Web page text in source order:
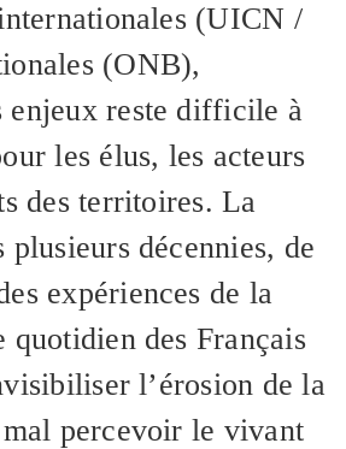
(UICN /
(ONB),
enjeux reste difficile à
les élus, les acteurs
des territoires. La
plusieurs décennies, de
expériences de la
quotidien des Français
l’érosion de la
percevoir le vivant